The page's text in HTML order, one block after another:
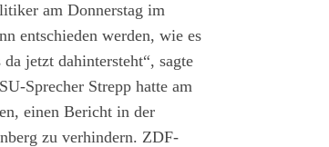
am Donnerstag im
entschieden werden, wie es
jetzt dahintersteht“, sagte
Sprecher Strepp hatte am
einen Bericht in der
zu verhindern. ZDF-